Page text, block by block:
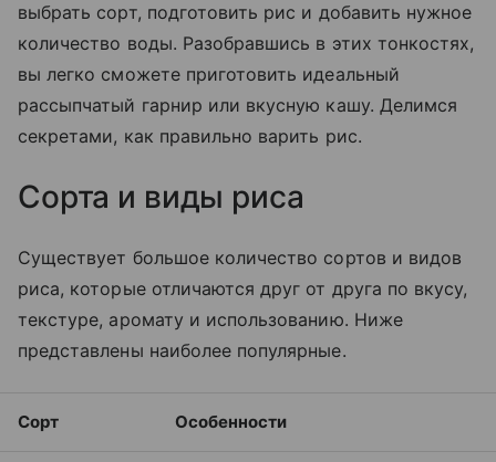
выбрать сорт, подготовить рис и добавить нужное
количество воды. Разобравшись в этих тонкостях,
вы легко сможете приготовить идеальный
рассыпчатый гарнир или вкусную кашу. Делимся
секретами, как правильно варить рис.
Сорта и виды риса
Существует большое количество сортов и видов
риса, которые отличаются друг от друга по вкусу,
текстуре, аромату и использованию. Ниже
представлены наиболее популярные.
Сорт Особенности